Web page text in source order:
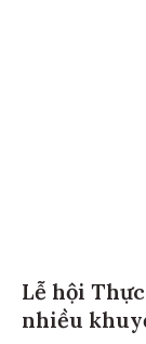
Lễ hội
nhiều